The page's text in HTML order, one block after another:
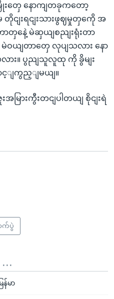
းတှေ နောကျတခုကတော့
မ တိုငျးရငျးသားဖွဈမှုတှကေို အ
ာတှနေဲ့ မဲဆှယျစညျးရုံးတာ
မဲဝယျတာတှေ လုပျသလား နော
ား။ ပွညျသူလူထု ကို ခွိမျး
င့ျကွည့ျမယျ။
အမြားကွီးတငျပါတယျ စိုငျးရဲ
ာက်ပွဲ
မာ